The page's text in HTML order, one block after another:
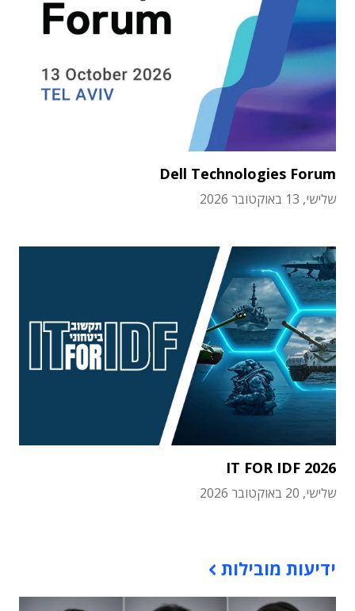
Dell Technologies Forum
שלישי, 13 באוקטובר 2026
IT FOR IDF 2026
שלישי, 20 באוקטובר 2026
ידיעות מובילות